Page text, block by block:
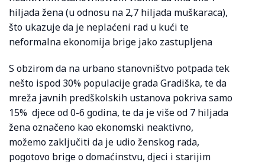
hiljada žena (u odnosu na 2,7 hiljada muškaraca),
što ukazuje da je neplaćeni rad u kući te
neformalna ekonomija brige jako zastupljena
S obzirom da na urbano stanovništvo potpada tek
nešto ispod 30% populacije grada Gradiška, te da
mreža javnih predškolskih ustanova pokriva samo
15% djece od 0-6 godina, te da je više od 7 hiljada
žena označeno kao ekonomski neaktivno,
možemo zaključiti da je udio ženskog rada,
pogotovo brige o domaćinstvu, djeci i starijim